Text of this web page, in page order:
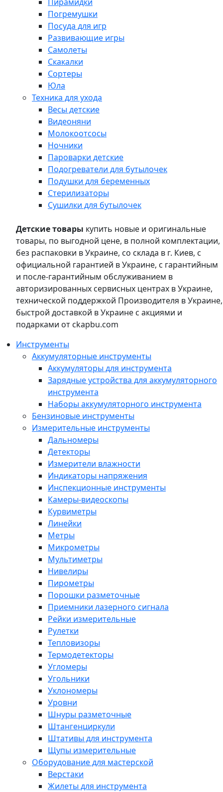
Погремушки
Посуда для игр
Развивающие игры
Самолеты
Скакалки
Сортеры
Юла
Техника для ухода
Весы детские
Видеоняни
Молокоотсосы
Ночники
Пароварки детские
Подогреватели для бутылочек
Подушки для беременных
Стерилизаторы
Сушилки для бутылочек
Детские товары купить новые и оригинальные
товары, по выгодной цене, в полной комплектации,
без распаковки в Украине, со склада в г. Киев, с
официальной гарантией в Украине, с гарантийным
и после-гарантийным обслуживанием в
авторизированных сервисных центрах в Украине,
технической поддержкой Производителя в Украине,
быстрой доставкой в Украине с акциями и
подарками от ckapbu.com
Инструменты
Аккумуляторные инструменты
Аккумуляторы для инструмента
Зарядные устройства для аккумуляторного
инструмента
Наборы аккумуляторного инструмента
Бензиновые инструменты
Измерительные инструменты
Дальномеры
Детекторы
Измерители влажности
Индикаторы напряжения
Инспекционные инструменты
Камеры-видеоскопы
Курвиметры
Линейки
Метры
Микрометры
Мультиметры
Нивелиры
Пирометры
Порошки разметочные
Приемники лазерного сигнала
Рейки измерительные
Рулетки
Тепловизоры
Термодетекторы
Угломеры
Угольники
Уклономеры
Уровни
Шнуры разметочные
Штангенциркули
Штативы для инструмента
Щупы измерительные
Оборудование для мастерской
Верстаки
Жилеты для инструмента